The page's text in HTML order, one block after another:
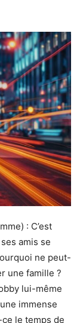
: C’est
amis se
ne peut-
une famille ?
lui-même
immense
le temps de